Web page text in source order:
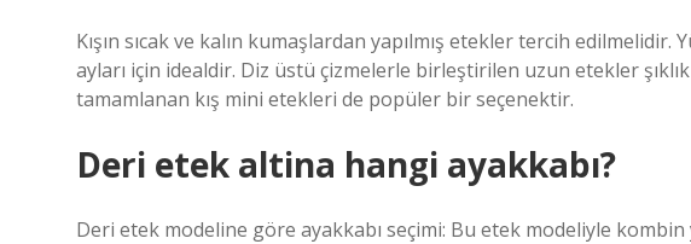
Kışın sıcak ve kalın kumaşlardan yapılmış etekler tercih
ayları için idealdir. Diz üstü çizmelerle birleştirilen uzun etekler şıklık
tamamlanan kış mini etekleri de popüler bir seçenektir.
Deri etek altina hangi ayakkabı?
Deri etek modeline göre ayakkabı seçimi: Bu etek modeliyle